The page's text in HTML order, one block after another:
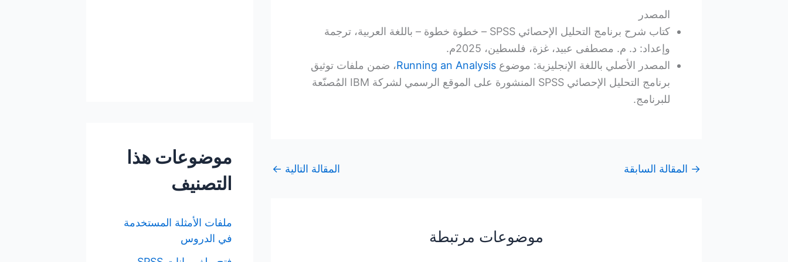
المصدر
كتاب شرح برنامج التحليل الإحصائي SPSS – خطوة خطوة – باللغة العربية، ترجمة
وإعداد: د. م. مصطفى عبيد، غزة، فلسطين، 2025م.
المصدر الأصلي باللغة الإنجليزية: موضوع Running an Analysis، ضمن ملفات توثيق
برنامج التحليل الإحصائي SPSS المنشورة على الموقع الرسمي لشركة IBM المُصنّعة
للبرنامج.
→ المقالة السابقة المقالة التالية ←
موضوعات مرتبطة
موضوعات هذا
التصنيف
ملفات الأمثلة المستخدمة
في الدروس